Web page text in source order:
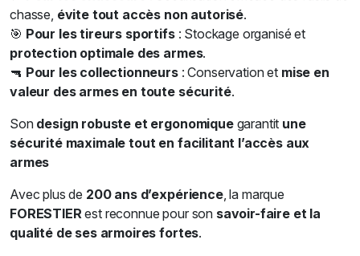
chasse, évite tout accès non autorisé.
🎯 Pour les tireurs sportifs: Stockage organisé et
protection optimale des armes.
🔫 Pour les collectionneurs: Conservation et mise en
valeur des armes en toute sécurité.
Son design robuste et ergonomiquegarantit une
sécurité maximale tout en facilitant l’accès aux
armes
Avec plus de 200 ans d’expérience, la marque
FORESTIERest reconnue pour son savoir-faire et la
qualité de ses armoires fortes.